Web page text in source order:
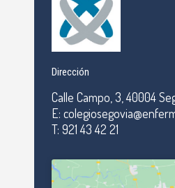
Dirección
Calle Campo, 3, 40004
E:
T: 921 43 42 21